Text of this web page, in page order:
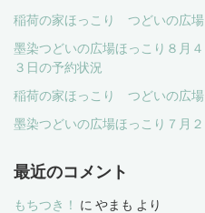
稲荷の家ほっこり つどいの広場
墨染つどいの広場ほっこり８月
３日の予約状況
稲荷の家ほっこり つどいの広
墨染つどいの広場ほっこり７月
最近のコメント
もちつき！ に やまも より